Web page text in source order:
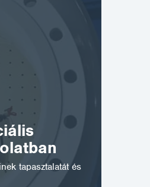
tapasztalatát és